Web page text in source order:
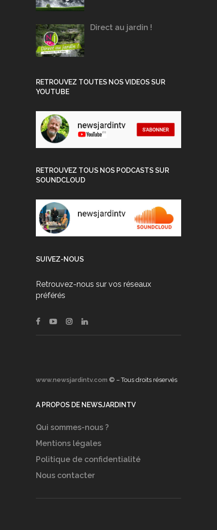
Direct au jardin !
RETROUVEZ TOUTES NOS VIDEOS SUR
YOUTUBE
RETROUVEZ TOUS NOS PODCASTS SUR
SOUNDCLOUD
SUIVEZ-NOUS
Retrouvez-nous sur vos réseaux
préférés
www.newsjardintv.com © – Tous droits réservés
A PROPOS DE NEWSJARDINTV
Qui sommes-nous ?
Mentions légales
Politique de confidentialité
Nous contacter